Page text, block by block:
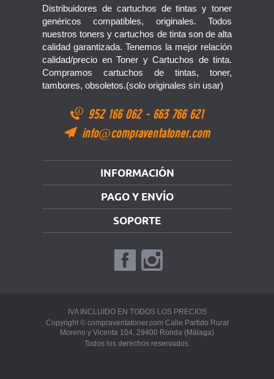
Distribuidores de cartuchos de tintas y toner
genéricos compatibles, originales. Todos
nuestros toners y cartuchos de tinta son de alta
calidad garantizada. Tenemos la mejor relación
calidad/precio en Toner y Cartuchos de tinta.
Compramos cartuchos de tintas, toner,
tambores, obsoletos.(solo originales sin usar)
952 166 062 - 663 766 621
info@compraventatoner.com
INFORMACIÓN
PAGO Y ENVÍO
SOPORTE
IVA INCLUIDO EN TODOS LOS PRECIOS
Copyright © compraventatoner.com Calle Partido Rural
Moreno y Vicenta 104, 29400 Ronda (Málaga)
Todos los derechos reservados.